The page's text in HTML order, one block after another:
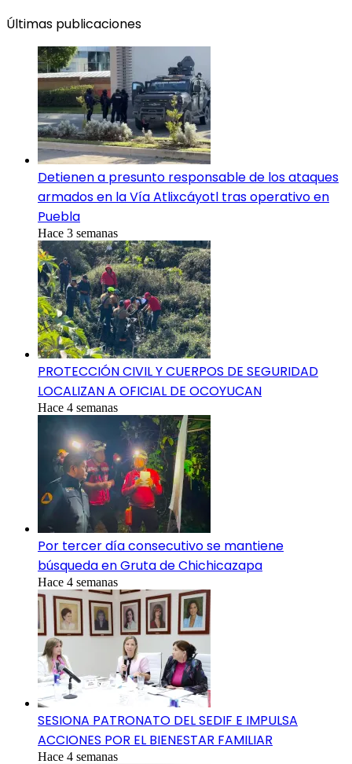
Últimas publicaciones
Detienen a presunto responsable de los ataques
armados en la Vía Atlixcáyotl tras operativo en
Puebla
Hace 3 semanas
PROTECCIÓN CIVIL Y CUERPOS DE SEGURIDAD
LOCALIZAN A OFICIAL DE OCOYUCAN
Hace 4 semanas
Por tercer día consecutivo se mantiene
búsqueda en Gruta de Chichicazapa
Hace 4 semanas
SESIONA PATRONATO DEL SEDIF E IMPULSA
ACCIONES POR EL BIENESTAR FAMILIAR
Hace 4 semanas